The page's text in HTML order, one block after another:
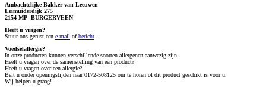
Ambachtelijke Bakker van Leeuwen
Leimuiderdijk 275
2154 MP BURGERVEEN
Heeft u vragen?
Stuur ons gerust een e-mail ofbericht
Voedselallergie?
In onze producten kunnen verschillende soorten allergenen aanwezig zijn.
Heeft u vragen over de samenstelling van een product?
Heeft u vragen over een allergie?
Belt u onder openingstijden naar 0172-508125 om te horen of dit product geschikt is voor u.
Wij helpen u graag!